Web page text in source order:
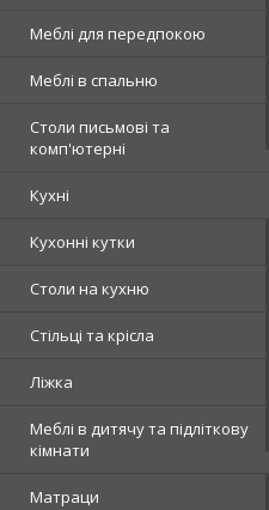
Меблі для передпокою
Меблі в спальню
Столи письмові та
комп'ютерні
Кухні
Кухонні кутки
Столи на кухню
Стільці та крісла
Ліжка
Меблі в дитячу та підліткову
кімнати
Матраци